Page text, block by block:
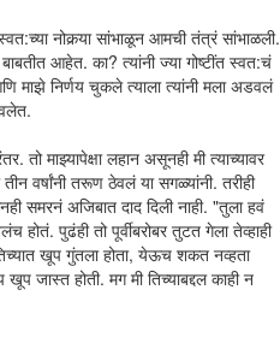
नोकर्‍या सांभाळून आमची तंत्रं सांभाळली.
आहेत. का? त्यांनी ज्या गोष्टींत स्वत:चं
माझे निर्णय चुकले त्याला त्यांनी मला अडवलं
माझ्यापेक्षा लहान असूनही मी त्याच्यावर
वर्षांनी तरूण ठेवलं या सगळ्यांनी. तरीही
समरनं अजिबात दाद दिली नाही. "तुला हवं
पुढंही तो पूर्वीबरोबर तुटत गेला तेव्हाही
खूप गुंतला होता, येऊच शकत नव्हता
जास्त होती. मग मी तिच्याबद्दल काही न